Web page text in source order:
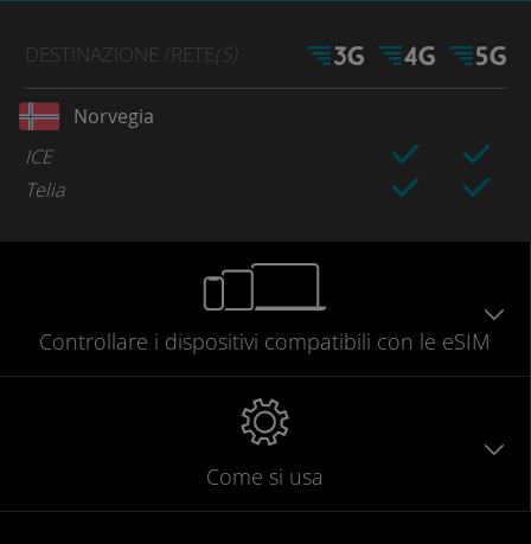
DESTINAZIONE /RETE(S)
Norvegia
ICE
Telia
Controllare i dispositivi compatibili con le eSIM
Come si usa